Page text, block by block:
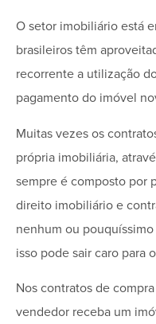
O setor imobiliário está
brasileiros têm
recorrente a utilização
pagamento do imóvel
Muitas vezes os
própria imobiliária,
sempre é composto por
direito imobiliário e
nenhum ou
isso pode sair caro para
Nos contratos de
vendedor receba um